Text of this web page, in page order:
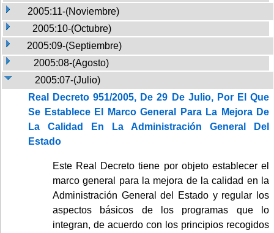
2005:11-(Noviembre)
2005:10-(Octubre)
2005:09-(Septiembre)
2005:08-(Agosto)
2005:07-(Julio)
Real Decreto 951/2005, De 29 De Julio, Por El Que
Se Establece El Marco General Para La Mejora De
La Calidad En La Administración General Del
Estado
Este Real Decreto tiene por objeto establecer el
marco general para la mejora de la calidad en la
Administración General del Estado y regular los
aspectos básicos de los programas que lo
integran, de acuerdo con los principios recogidos